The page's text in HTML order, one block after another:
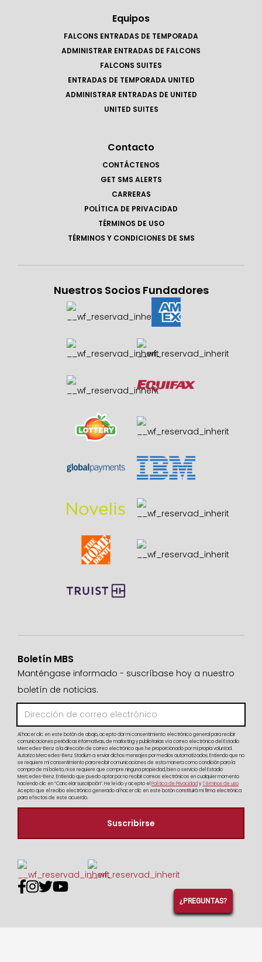
Equipos
FALCONS ENTRADAS DE TEMPORADA
ADMINISTRAR ENTRADAS DE FALCONS
FALCONS SUITES
ENTRADAS DE TEMPORADA UNITED
ADMINISTRAR ENTRADAS DE UNITED
UNITED SUITES
Contacto
CONTÁCTENOS
GET SMS ALERTS
CARRERAS
POLÍTICA DE PRIVACIDAD
TÉRMINOS DE USO
TÉRMINOS Y CONDICIONES DE SMS
Nuestros Socios Fundadores
Boletín MBS
Manténgase informado - suscríbase hoy a nuestro
boletín de noticias.
Al hacer clic en este botón de abajo, acepto dar mi consentimiento electrónico general para recibir
comunicaciones periódicas informativas, de marketing y publicitarias vía correo electrónico del Estadio
Mercedes-Benz a la dirección de correo electrónico que he proporcionado por mi propia voluntad.
Autorizo Mercedes-Benz Stadium a enviar dichos mensajes por medios automatizados. Entiendo que no
se requiere mi consentimiento para recibir comunicaciones de esta manera como condición para la
compra de mi boleto, ni se requiere que compre ninguna propiedad, bien o servicio del Estadio
Mercedes-Benz. Entiendo que puedo optar por no recibir correos electrónicos en cualquier momento
haciendo clic en “Cancelar suscripción”. He leído y acepto el Política de PrivacidadyTérminos de uso
Acepto que el recibo electrónico generado al hacer clic en este botón constituirá mi firma electrónica
para efectos de este acuerdo.

¿PREGUNTAS?